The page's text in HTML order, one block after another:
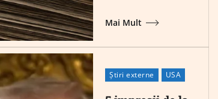
Mai Mult
Știri externe USA